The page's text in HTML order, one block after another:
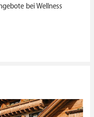
bei Wellness